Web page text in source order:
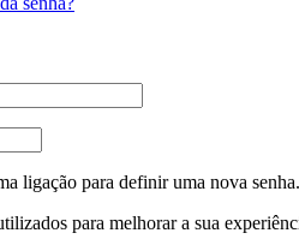
ligação para definir uma nova senha.
para melhorar a sua